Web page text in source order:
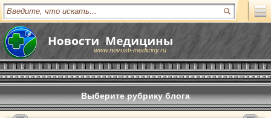
www.novosti-mediciny.ru
Выберите рубрику блога